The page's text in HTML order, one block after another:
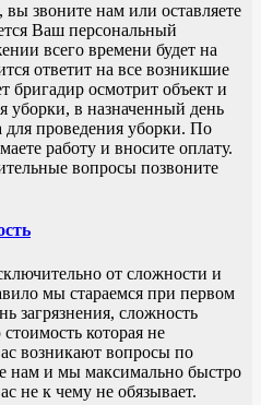
звоните нам или оставляете
Ваш персональный
всего времени будет на
ответит на все возникшие
бригадир осмотрит объект и
уборки, в назначенный день
для проведения уборки. По
работу и вносите оплату.
вопросы позвоните
от сложности и
мы стараемся при первом
загрязнения, сложность
которая не
возникают вопросы по
нам и мы максимально быстро
не к чему не обязывает.